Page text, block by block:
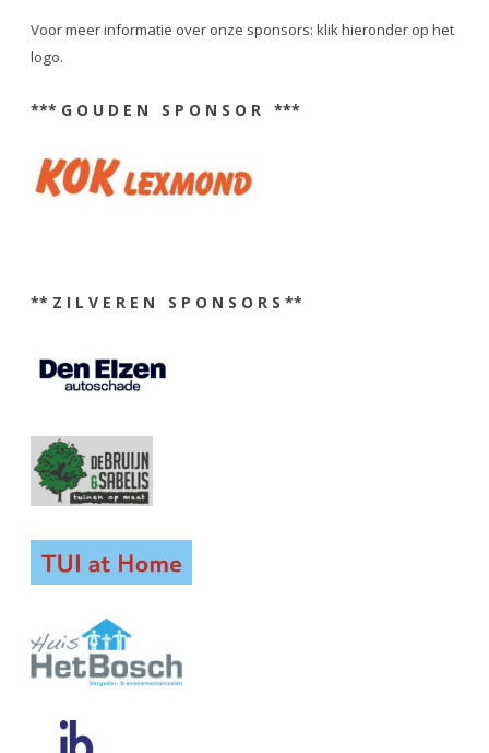
Voor meer informatie over onze sponsors: klik hieronder op het
logo.
*** G O U D E N S P O N S O R ***
** Z I L V E R E N S P O N S O R S **